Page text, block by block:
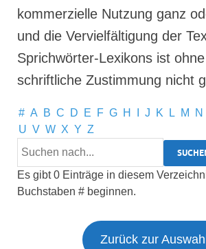
kommerzielle Nutzung ganz
und die Vervielfältigung der
Sprichwörter-Lexikons ist
schriftliche Zustimmung nicht
# A B C D E F G H J K L M N
U V W X Y Z
Es gibt 0 Einträge in diesem
Buchstaben # beginnen.
Zurück zur